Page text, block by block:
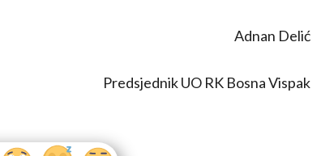
Adnan Delić
Predsjednik UO RK Bosna Vispak